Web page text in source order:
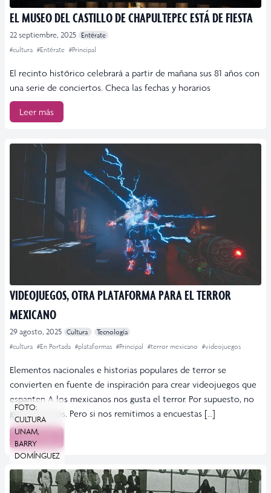
EL MUSEO DEL CASTILLO DE CHAPULTEPEC ESTÁ DE FIESTA
22 septiembre, 2025 Entérate
#cultura #Entérate #Principal
El recinto histórico celebrará a partir de mañana sus 81 años con
una serie de conciertos. Checa las fechas y horarios
Leer más
VIDEOJUEGOS, OTRA PLATAFORMA PARA EL TERROR
MEXICANO
29 agosto, 2025 Cultura
Tecnología
#cultura #En Portada #plataformas #Principal #terror mexicano #videojuegos
Elementos nacionales e historias populares de terror se
convierten en fuente de inspiración para crear videojuegos que
espanten A los mexicanos nos gusta el terror. Por supuesto, no
generalizamos. Pero si nos remitimos a encuestas […]
Leer más
FOTO:
CULTURA
UNAM,
BARRY
DOMÍNGUEZ